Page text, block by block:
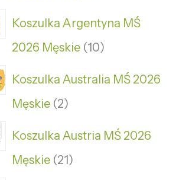
Koszulka Argentyna MŚ
2026 Męskie 10
Koszulka Australia MŚ 2026
Męskie 2
Koszulka Austria MŚ 2026
Męskie 21